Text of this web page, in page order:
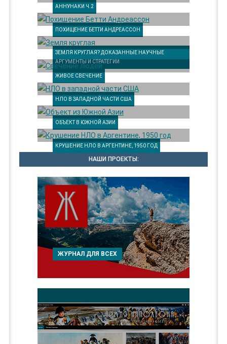
АННУНАКИ Ч.2
ПОХИЩЕНИЕ БЕТТИ АНДРЕАССОН
ЗЕМЛЯ КРУГЛАЯ? ДОКАЗАННЫЕ НАУЧНЫЕ
АРГУМЕНТЫ И СТРАТЕГИИ
ЖИВОЕ СВЕЧЕНИЕ
НЛО В ЗАПАДНОЙ ЧАСТИ США
ОБЪЕКТ В ЮЖНОЙ АЗИИ
КРУШЕНИЕ НЛО В АРГЕНТИНЕ, 1950 ГОД
НАШИ ПРОЕКТЫ:
ЖУРНАЛ ДЛЯ ВСЕХ